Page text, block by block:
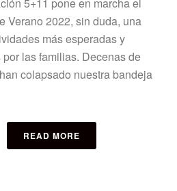
Verano 2022, sin duda, una
más esperadas y
las familias. Decenas de
colapsado nuestra bandeja
READ MORE